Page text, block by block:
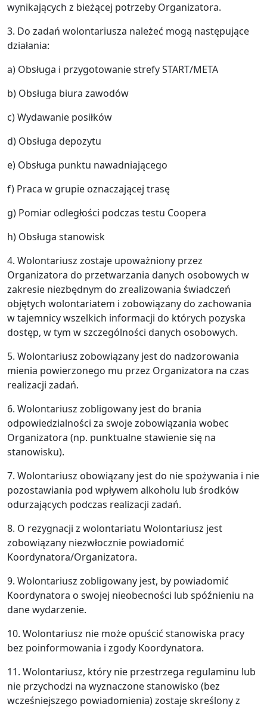
wynikających z bieżącej potrzeby Organizatora.
3. Do zadań wolontariusza należeć mogą następujące
działania:
a) Obsługa i przygotowanie strefy START/META
b) Obsługa biura zawodów
c) Wydawanie posiłków
d) Obsługa depozytu
e) Obsługa punktu nawadniającego
f) Praca w grupie oznaczającej trasę
g) Pomiar odległości podczas testu Coopera
h) Obsługa stanowisk
4. Wolontariusz zostaje upoważniony przez
Organizatora do przetwarzania danych osobowych w
zakresie niezbędnym do zrealizowania świadczeń
objętych wolontariatem i zobowiązany do zachowania
w tajemnicy wszelkich informacji do których pozyska
dostęp, w tym w szczególności danych osobowych.
5. Wolontariusz zobowiązany jest do nadzorowania
mienia powierzonego mu przez Organizatora na czas
realizacji zadań.
6. Wolontariusz zobligowany jest do brania
odpowiedzialności za swoje zobowiązania wobec
Organizatora (np. punktualne stawienie się na
stanowisku).
7. Wolontariusz obowiązany jest do nie spożywania i nie
pozostawiania pod wpływem alkoholu lub środków
odurzających podczas realizacji zadań.
8. O rezygnacji z wolontariatu Wolontariusz jest
zobowiązany niezwłocznie powiadomić
Koordynatora/Organizatora.
9. Wolontariusz zobligowany jest, by powiadomić
Koordynatora o swojej nieobecności lub spóźnieniu na
dane wydarzenie.
10. Wolontariusz nie może opuścić stanowiska pracy
bez poinformowania i zgody Koordynatora.
11. Wolontariusz, który nie przestrzega regulaminu lub
nie przychodzi na wyznaczone stanowisko (bez
wcześniejszego powiadomienia) zostaje skreślony z